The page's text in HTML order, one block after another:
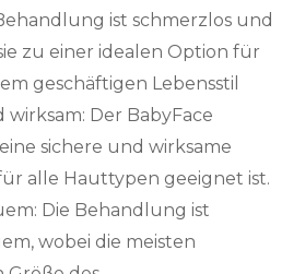
ist schmerzlos und
zu einer idealen Option für
geschäftigen Lebensstil
Der BabyFace
sichere und wirksame
alle Hauttypen geeignet ist.
Die Behandlung ist
wobei die meisten